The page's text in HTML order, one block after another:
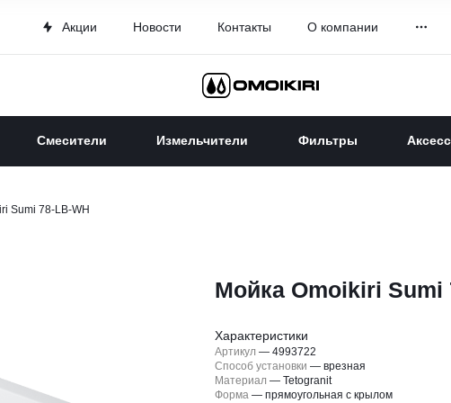
Акции Новости Контакты О компании
Смесители Измельчители Фильтры
Sumi 78-LB-WH
Мойка Omoikiri Sumi
Характеристики
Артикул —4993722
Способ установки —врезная
Материал —Tetogranit
Форма —прямоугольная с крылом